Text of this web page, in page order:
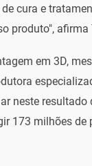
cura e
produto", afirma
em 3D,
neste resultado
173 milhões